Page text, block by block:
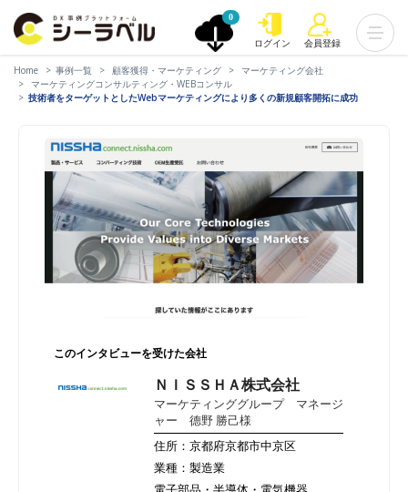
0
ログイン 会員登録
Home 事例一覧 顧客獲得・マーケティング
マーケティング会社
マーケティングコンサルティング・WEBコンサル
技術者をターゲットとしたWebマーケティングにより多くの新規顧客開拓に成功
このインタビューを受けた会社
ＮＩＳＳＨＡ株式会社
マーケティンググループ マネージ
ャー 德野 勝己様
住所：京都府京都市中京区
業種：製造業